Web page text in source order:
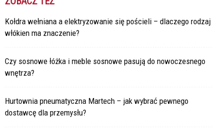
Kołdra wełniana a elektryzowanie się pościeli – dlaczego rodzaj
włókien ma znaczenie?
Czy sosnowe łóżka i meble sosnowe pasują do nowoczesnego
wnętrza?
Hurtownia pneumatyczna Martech – jak wybrać pewnego
dostawcę dla przemysłu?